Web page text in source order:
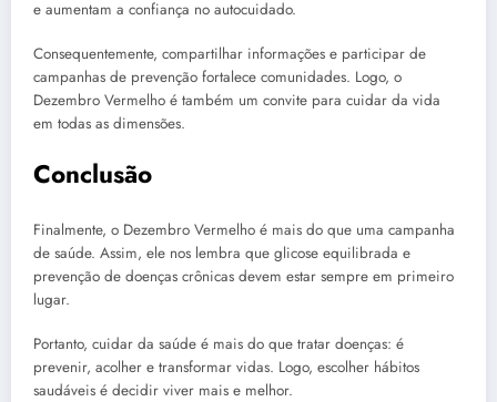
e aumentam a confiança no autocuidado.
Consequentemente, compartilhar informações e participar de
campanhas de prevenção fortalece comunidades. Logo, o
Dezembro Vermelho é também um convite para cuidar da vida
em todas as dimensões.
Conclusão
Finalmente, o Dezembro Vermelho é mais do que uma campanha
de saúde. Assim, ele nos lembra que glicose equilibrada e
prevenção de doenças crônicas devem estar sempre em primeiro
lugar.
Portanto, cuidar da saúde é mais do que tratar doenças: é
prevenir, acolher e transformar vidas. Logo, escolher hábitos
saudáveis é decidir viver mais e melhor.